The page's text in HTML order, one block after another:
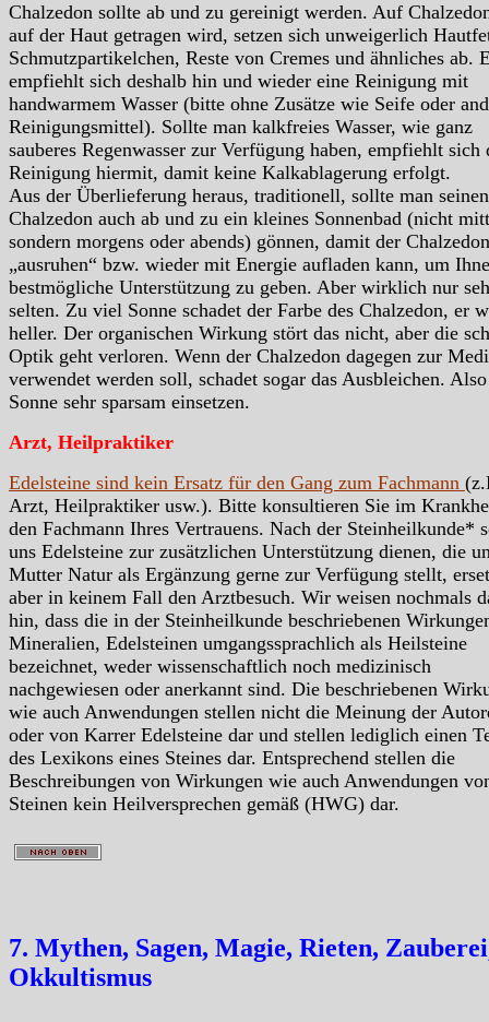
Chalzedon sollte ab und zu gereinigt werden. Auf
auf der Haut getragen wird, setzen sich unweigerlich
Schmutzpartikelchen, Reste von Cremes und ähnliches ab.
empfiehlt sich deshalb hin und wieder eine Reinigung mit
handwarmem Wasser (bitte ohne Zusätze wie Seife oder
Reinigungsmittel). Sollte man kalkfreies Wasser, wie ganz
sauberes Regenwasser zur Verfügung haben, empfiehlt sich
Reinigung hiermit, damit keine Kalkablagerung erfolgt.
Aus der Überlieferung heraus, traditionell, sollte man seinen
Chalzedon auch ab und zu ein kleines Sonnenbad (nicht
sondern morgens oder abends) gönnen, damit der
„ausruhen“ bzw. wieder mit Energie aufladen kann, um
bestmögliche Unterstützung zu geben. Aber wirklich nur
selten. Zu viel Sonne schadet der Farbe des Chalzedon, er
heller. Der organischen Wirkung stört das nicht, aber die
Optik geht verloren. Wenn der Chalzedon dagegen zur
verwendet werden soll, schadet sogar das Ausbleichen.
Sonne sehr sparsam einsetzen.
Arzt, Heilpraktiker
Edelsteine sind kein Ersatz für den Gang zum Fachmann
Arzt, Heilpraktiker usw.). Bitte konsultieren Sie im
den Fachmann Ihres Vertrauens. Nach der Steinheilkunde*
uns Edelsteine zur zusätzlichen Unterstützung dienen, die
Mutter Natur als Ergänzung gerne zur Verfügung stellt,
aber in keinem Fall den Arztbesuch. Wir weisen nochmals
hin, dass die in der Steinheilkunde beschriebenen
Mineralien, Edelsteinen umgangssprachlich als Heilsteine
bezeichnet, weder wissenschaftlich noch medizinisch
nachgewiesen oder anerkannt sind. Die beschriebenen
wie auch Anwendungen stellen nicht die Meinung der
oder von Karrer Edelsteine dar und stellen lediglich einen
des Lexikons eines Steines dar. Entsprechend stellen die
Beschreibungen von Wirkungen wie auch Anwendungen
Steinen kein Heilversprechen gemäß (HWG) dar.
7. Mythen, Sagen, Magie, Rieten,
Okkultismus